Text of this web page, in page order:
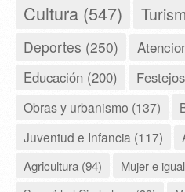
Cultura (547)
Deportes (250)
Educación (200)
Obras y urbanismo (137)
Juventud e Infancia (117)
Agricultura (94)
Mujer e